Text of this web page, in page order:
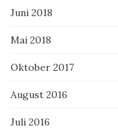
Juni 2018
Mai 2018
Oktober 2017
August 2016
Juli 2016